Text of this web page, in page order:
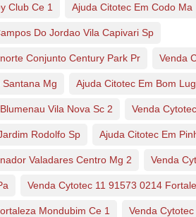
Club Ce 1 Ajuda Citotec Em Codo Ma
Do Jordao Vila Capivari Sp
Conjunto Century Park Pr Venda
Mg Ajuda Citotec Em Bom
Vila Nova Sc 2 Venda
Rodolfo Sp Ajuda Citotec Em
Valadares Centro Mg 2 Venda
Venda Cytotec 11 91573 0214
Mondubim Ce 1 Venda